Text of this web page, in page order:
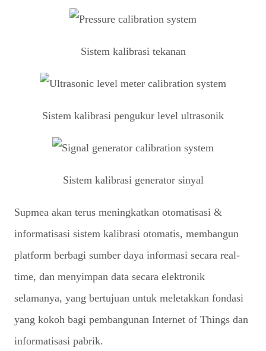
Sistem kalibrasi tekanan
Sistem kalibrasi pengukur level ultrasonik
Sistem kalibrasi generator sinyal
Supmea akan terus meningkatkan otomatisasi &
informatisasi sistem kalibrasi otomatis, membangun
platform berbagi sumber daya informasi secara real-
time, dan menyimpan data secara elektronik
selamanya, yang bertujuan untuk meletakkan fondasi
yang kokoh bagi pembangunan Internet of Things dan
informatisasi pabrik.